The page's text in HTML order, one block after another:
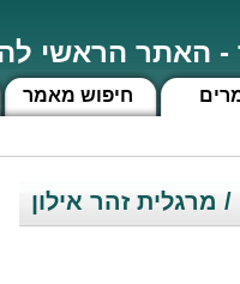
האתר הראשי
חיפוש מאמר
/ מרגלית זהר אילון